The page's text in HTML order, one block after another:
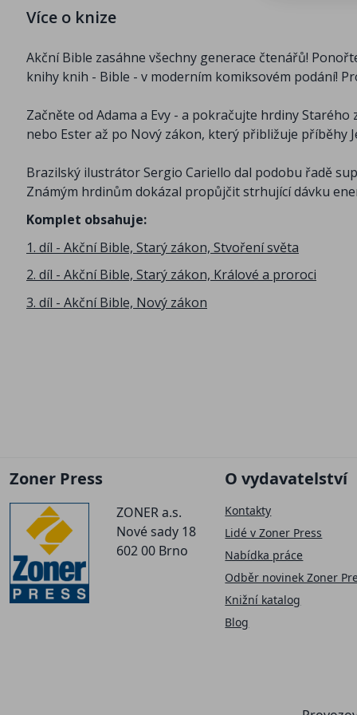
Více o knize
Akční Bible zasáhne všechny generace čtenářů!
knihy knih - Bible - v moderním komiksovém podání!
Začněte od Adama a Evy - a pokračujte hrdiny
nebo Ester až po Nový zákon, který přibližuje příběhy
Brazilský ilustrátor Sergio Cariello dal podobu řadě
Známým hrdinům dokázal propůjčit strhující dávku
Komplet obsahuje:
1. díl - Akční Bible, Starý zákon, Stvoření světa
2. díl - Akční Bible, Starý zákon, Králové a proroci
3. díl - Akční Bible, Nový zákon
Zoner Press
ZONER a.s.
Nové sady 18
602 00 Brno
O vydavatelství
Kontakty
Lidé v Zoner Press
Nabídka práce
Odběr novinek Zoner
Knižní katalog
Blog